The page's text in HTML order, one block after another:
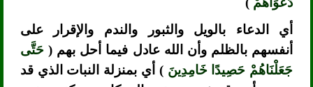
أي الدعاء بالويل والثبور والندم والإقرار على
أنفسهم بالظلم وأن الله عادل فيما أحل بهم (حَتَّى
جَعَلْنَاهُمْ حَصِيدًا خَامِدِينَ) أي بمنزلة النبات الذي قد